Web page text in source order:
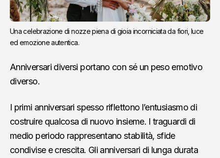
Una celebrazione di nozze piena di gioia incorniciata da fiori, luce
ed emozione autentica.
Anniversari diversi portano con sé un peso emotivo
diverso.
I primi anniversari spesso riflettono l’entusiasmo di
costruire qualcosa di nuovo insieme. I traguardi di
medio periodo rappresentano stabilità, sfide
condivise e crescita. Gli anniversari di lunga durata